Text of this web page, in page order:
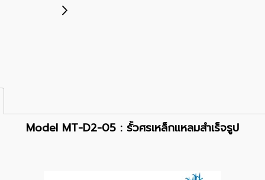
Model MT-D2-05 : รั้วศรเหล็กแหลมสำเร็จรูป